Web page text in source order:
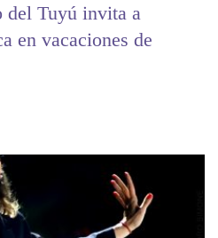
del Tuyú invita a
en vacaciones de